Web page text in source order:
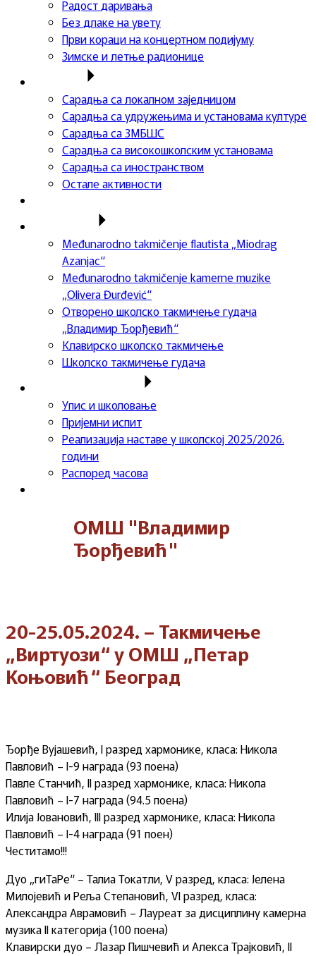
Радост даривања
Без длаке на увету
Први кораци на концертном подијуму
Зимске и летње радионице
Сарадња са локалном заједницом
Сарадња са удружењима и установама културе
Сарадња са ЗМБШС
Сарадња са високошколским установама
Сарадња са иностранством
Остале активности
Međunarodno takmičenje flautista „Miodrag
Azanjac“
Međunarodno takmičenje kamerne muzike
„Olivera Đurđević“
Отворено школско такмичење гудача
„Владимир Ђорђевић“
Клавирско школско такмичење
Школско такмичење гудача
Упис и школовање
Пријемни испит
Реализација наставе у школској 2025/2026.
години
Распоред часова
ОМШ "Владимир
Ђорђевић"
20-25.05.2024. – Такмичење
„Виртуози“ у ОМШ „Петар
Коњовић“ Београд
Ђорђе Вујашевић, I разред хармонике, класа: Никола
Павловић – I-9 награда (93 поена)
Павле Станчић, II разред хармонике, класа: Никола
Павловић – I-7 награда (94.5 поена)
Илија Јовановић, III разред хармонике, класа: Никола
Павловић – I-4 награда (91 поен)
Честитамо!!!
Дуо „гиТаРе“ – Талиа Токатли, V разред, класа: Јелена
Милојевић и Реља Степановић, VI разред, класа:
Александра Аврамовић – Лауреат за дисциплину камерна
музика II категорија (100 поена)
Клавирски дуо – Лазар Пишчевић и Алекса Трајковић, II